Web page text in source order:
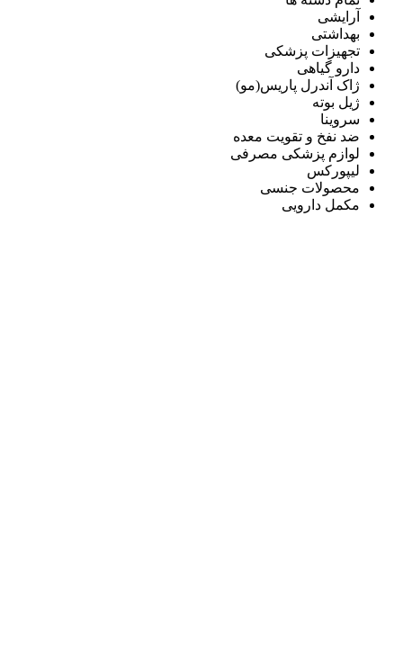
آرایشی
بهداشتی
تجهیزات پزشکی
دارو گیاهی
ژاک آندرل پاریس(مو)
ژیل بوته
سروینا
ضد نفخ و تقویت معده
لوازم پزشکی مصرفی
لیپورکس
محصولات جنسی
مکمل دارویی